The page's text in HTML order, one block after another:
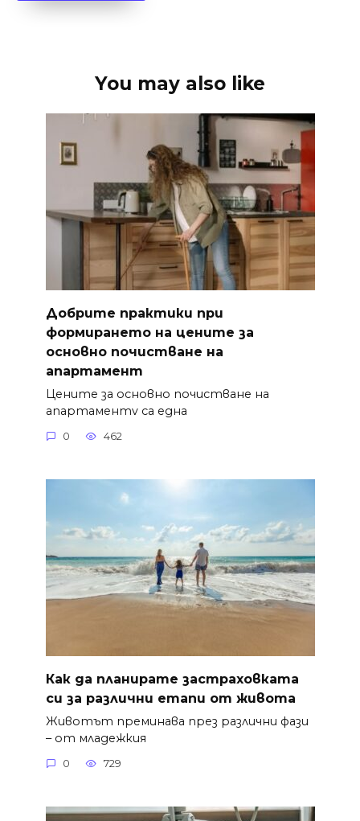
You may also like
Добрите практики при
формирането на цените за
основно почистване на
апартамент
Цените за основно почистване на
апартаментv са една
0 462
Как да планирате застраховката
си за различни етапи от живота
Животът преминава през различни фази
– от младежкия
0 729